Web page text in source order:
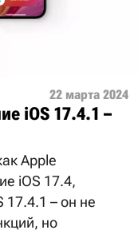
22 марта 2024
iOS 17.4.1 –
Apple
iOS 17.4,
17.4.1 – он не
но